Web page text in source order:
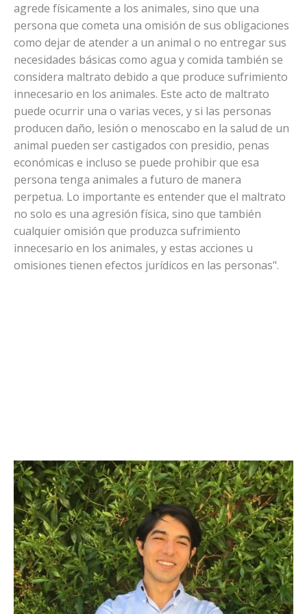
agrede físicamente a los animales, sino que una
persona que cometa una omisión de sus obligaciones
como dejar de atender a un animal o no entregar sus
necesidades básicas como agua y comida también se
considera maltrato debido a que produce sufrimiento
innecesario en los animales. Este acto de maltrato
puede ocurrir una o varias veces, y si las personas
producen daño, lesión o menoscabo en la salud de un
animal pueden ser castigados con presidio, penas
económicas e incluso se puede prohibir que esa
persona tenga animales a futuro de manera
perpetua. Lo importante es entender que el maltrato
no solo es una agresión física, sino que también
cualquier omisión que produzca sufrimiento
innecesario en los animales, y estas acciones u
omisiones tienen efectos jurídicos en las personas".